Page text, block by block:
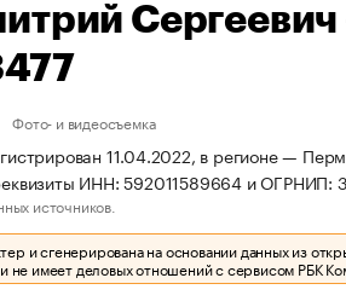
Фото- и видеосъемка
11.04.2022, в регионе —
ИНН: 592011589664 и ОГРНИП:
источников.
и сгенерирована на основании данных из
не имеет деловых отношений с сервисом РБК